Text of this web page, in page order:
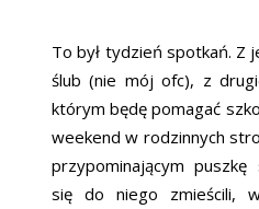
To był tydzień spotkań. Z
ślub (nie mój ofc), z
którym będę pomagać
weekend w rodzinnych
przypominającym
się do niego zmieścili,